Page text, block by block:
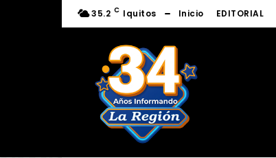
35.2 C Iquitos Inicio EDITORIAL